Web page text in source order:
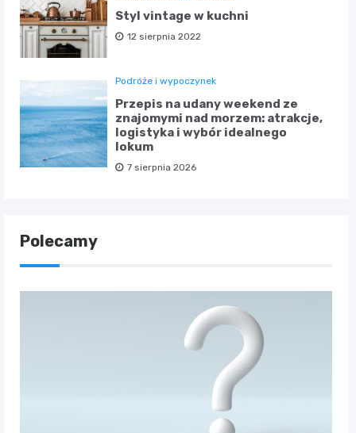
Styl vintage w kuchni
12 sierpnia 2022
Podróże i wypoczynek
Przepis na udany weekend ze
znajomymi nad morzem: atrakcje,
logistyka i wybór idealnego
lokum
7 sierpnia 2026
Polecamy